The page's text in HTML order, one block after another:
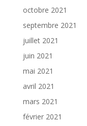
octobre 2021
septembre 2021
juillet 2021
juin 2021
mai 2021
avril 2021
mars 2021
février 2021